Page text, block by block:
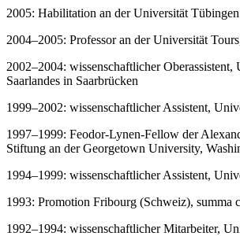
2005: Habilitation an der Universität Tübingen
2004–2005: Professor an der Universität
2002–2004: wissenschaftlicher Oberassistent,
Saarlandes in Saarbrücken
1999–2002: wissenschaftlicher Assistent,
1997–1999: Feodor-Lynen-Fellow der
Stiftung an der Georgetown University,
1994–1999: wissenschaftlicher Assistent,
1993: Promotion Fribourg (Schweiz), summa
1992–1994: wissenschaftlicher Mitarbeiter,